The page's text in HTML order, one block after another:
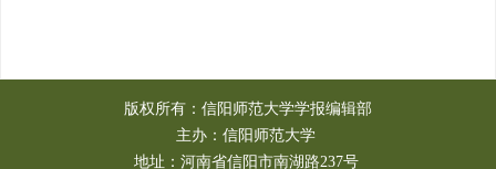
版权所有：信阳师范大学学报编辑部
主办：信阳师范大学
地址：河南省信阳市南湖路237号